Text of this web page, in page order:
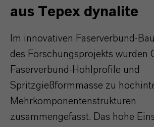
aus Tepex dynalite
Im innovativen Faserverbund-
des Forschungsprojekts wurden
Faserverbund-Hohlprofile und
Spritzgießformmasse zu
Mehrkomponentenstrukturen
zusammengefasst. Das hohe